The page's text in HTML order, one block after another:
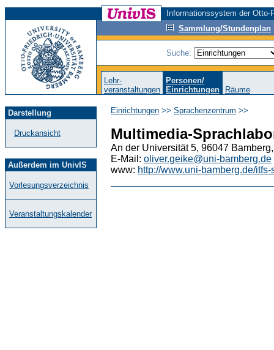
Informationssystem der
Sammlung/Stundenplan
Suche:
Lehr-
veranstaltungen
Personen/
Einrichtungen
Räume
Darstellung
Druckansicht
Außerdem im UnivIS
Vorlesungsverzeichnis
Veranstaltungskalender
Einrichtungen >> Sprachenzentrum >>
Multimedia-
An der Universität 5, 96047
E-Mail: oliver.geike@uni-bamberg.de
www: http://www.uni-bamberg.de/